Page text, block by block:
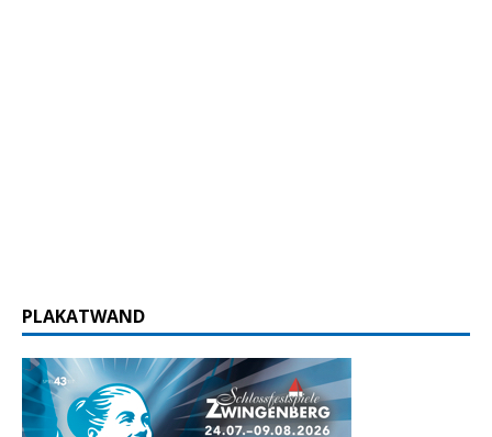
PLAKATWAND